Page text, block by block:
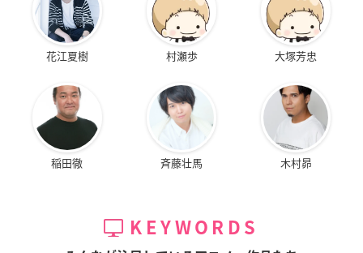
花江夏樹 村瀬歩 大塚芳忠
稲田徹 斉藤壮馬 木村昴
KEYWORDS